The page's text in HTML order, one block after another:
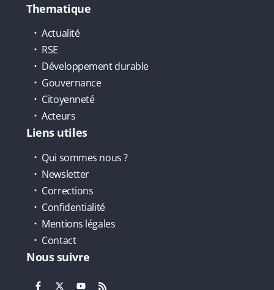
Thematique
Actualité
RSE
Développement durable
Gouvernance
Citoyenneté
Acteurs
Liens utiles
Qui sommes nous ?
Newsletter
Corrections
Confidentialité
Mentions légales
Contact
Nous suivre